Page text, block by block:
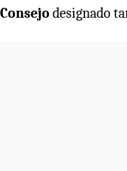
Consejo designado